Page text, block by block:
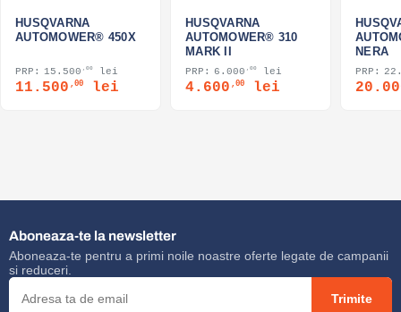
HUSQVARNA
AUTOMOWER® 450X
15.500 ,00 lei
Prețul
11.500 ,00 lei
HUSQVARNA
AUTOMOWER® 310
MARK II
6.000 ,00 lei
Prețul
4.600 ,00 lei
NERA
Aboneaza-te la newsletter
Aboneaza-te pentru a primi noile noastre oferte legate de campanii
si reduceri.
Trimite